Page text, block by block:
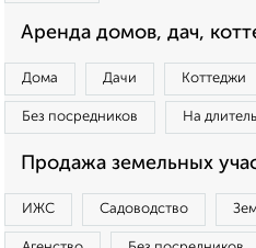
Аренда домов, дач,
Дома Дачи Коттеджи
Без посредников На
Продажа земельных
ИЖС Садоводство